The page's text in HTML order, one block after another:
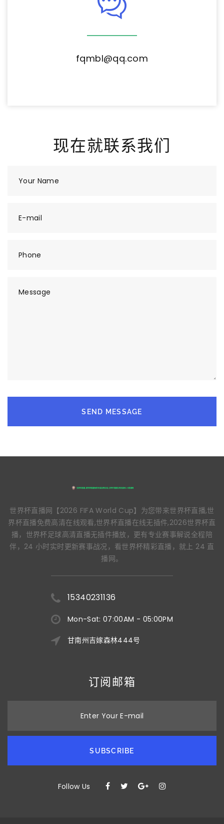
fqmbl@qq.com
现在就联系我们
Your Name
E-mail
Phone
Message
SEND MESSAGE
世界杯直播网【2026 FIFA World Cup】为您带来世界杯直播,世
界杯直播免费高清在线观看,世界杯直播在线无插件,2026世界杯直
播，世界杯足球高清直播无插件播放，更有专业赛事解说全程陪
伴，24 小时实时更新赛事战况，看世界杯精彩直播，就上 24 直
播网。
15340231136
Mon-Sat: 07:00AM - 05:00PM
甘南州吉嫁森林444号
订阅邮箱
Enter Your E-mail
SUBSCRIBE
Follow Us